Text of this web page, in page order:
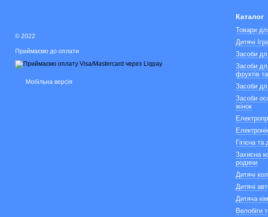
© 2022
Приймаємо до оплати
Мобільна версія
Каталог
Товари
Дитячі
Засоби
Засоби
фруктів
Засоби
Засоби
жінок
Гігієна
Захисна
родини
Дитячі
Дитячі
Дитяча
Велобіги